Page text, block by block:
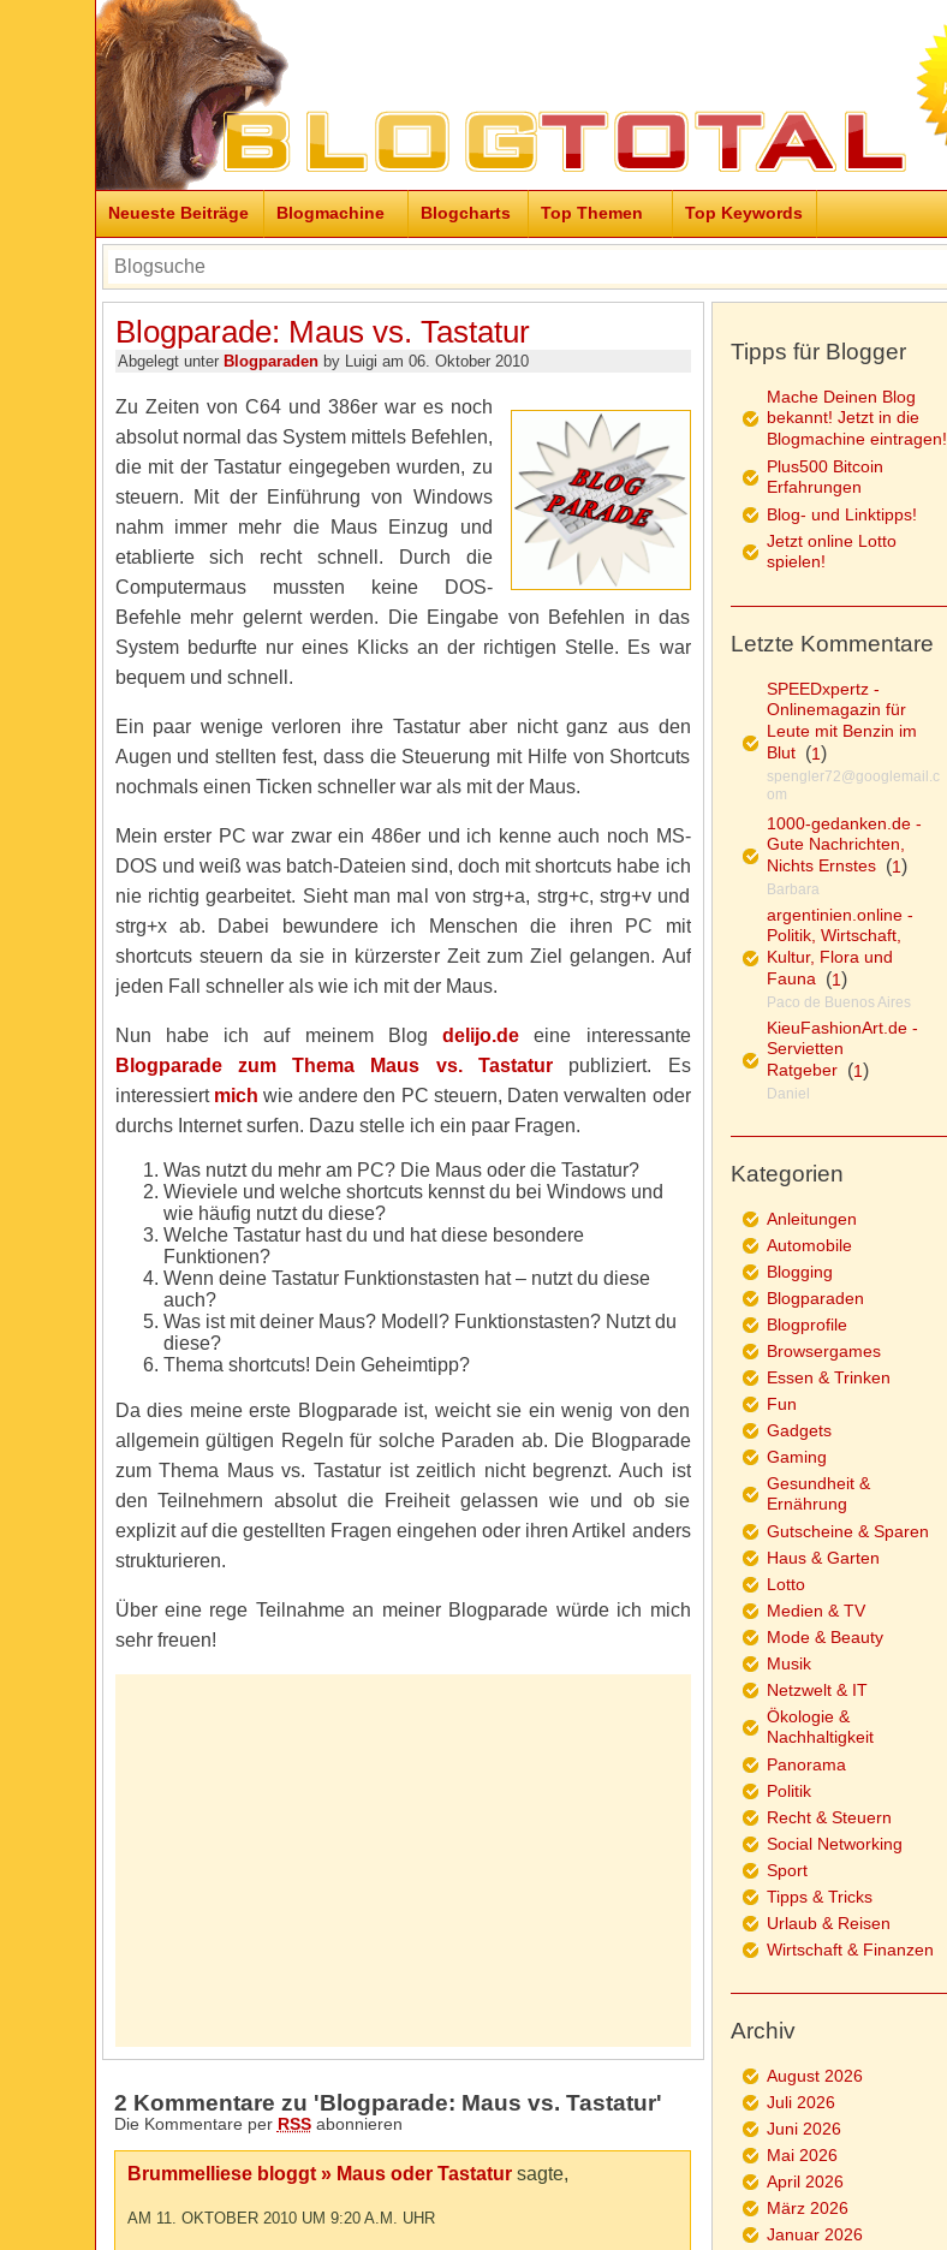
Neueste Beiträge Blogmachine Blogcharts Top Themen Top Keywords
Blogparade: Maus vs. Tastatur
Abgelegt unter Blogparadenby Luigi am 06. Oktober 2010
Zu Zeiten von C64 und 386er war es noch
absolut normal das System mittels Befehlen,
die mit der Tastatur eingegeben wurden, zu
steuern. Mit der Einführung von Windows
nahm immer mehr die Maus Einzug und
etablierte sich recht schnell. Durch die
Computermaus mussten keine DOS-
Befehle mehr gelernt werden. Die Eingabe von Befehlen in das
System bedurfte nur eines Klicks an der richtigen Stelle. Es war
bequem und schnell.
Ein paar wenige verloren ihre Tastatur aber nicht ganz aus den
Augen und stellten fest, dass die Steuerung mit Hilfe von Shortcuts
nochmals einen Ticken schneller war als mit der Maus.
Mein erster PC war zwar ein 486er und ich kenne auch noch MS-
DOS und weiß was batch-Dateien sind, doch mit shortcuts habe ich
nie richtig gearbeitet. Sieht man mal von strg+a, strg+c, strg+v und
strg+x ab. Dabei bewundere ich Menschen die ihren PC mit
shortcuts steuern da sie in kürzerster Zeit zum Ziel gelangen. Auf
jeden Fall schneller als wie ich mit der Maus.
Nun habe ich auf meinem Blog delijo.de eine interessante
Blogparade zum Thema Maus vs. Tastaturpubliziert. Es
interessiert mich wie andere den PC steuern, Daten verwalten oder
durchs Internet surfen. Dazu stelle ich ein paar Fragen.
Was nutzt du mehr am PC? Die Maus oder die Tastatur?
Wieviele und welche shortcuts kennst du bei Windows und
wie häufig nutzt du diese?
Welche Tastatur hast du und hat diese besondere
Funktionen?
Wenn deine Tastatur Funktionstasten hat – nutzt du diese
auch?
Was ist mit deiner Maus? Modell? Funktionstasten? Nutzt du
diese?
Thema shortcuts! Dein Geheimtipp?
Da dies meine erste Blogparade ist, weicht sie ein wenig von den
allgemein gültigen Regeln für solche Paraden ab. Die Blogparade
zum Thema Maus vs. Tastatur ist zeitlich nicht begrenzt. Auch ist
den Teilnehmern absolut die Freiheit gelassen wie und ob sie
explizit auf die gestellten Fragen eingehen oder ihren Artikel anders
strukturieren.
Über eine rege Teilnahme an meiner Blogparade würde ich mich
sehr freuen!
2 Kommentare zu 'Blogparade: Maus vs. Tastatur'
Die Kommentare per RSSabonnieren
Brummelliese bloggt » Maus oder Tastatursagte,
AM 11. OKTOBER 2010 UM 9:20 A.M. UHR
Tipps für Blogger
Mache Deinen Blog
bekannt! Jetzt in die
Blogmachine eintragen!
Plus500 Bitcoin
Erfahrungen
Blog- und Linktipps!
Jetzt online Lotto
spielen!
Letzte Kommentare
SPEEDxpertz -
Onlinemagazin für
Leute mit Benzin im
Blut(1)
spengler72@googlemail.c
om
1000-gedanken.de -
Gute Nachrichten,
Nichts Ernstes(1)
Barbara
argentinien.online -
Politik, Wirtschaft,
Kultur, Flora und
Fauna(1)
Paco de Buenos Aires
KieuFashionArt.de -
Servietten
Ratgeber(1)
Daniel
Kategorien
Anleitungen
Automobile
Blogging
Blogparaden
Blogprofile
Browsergames
Essen & Trinken
Fun
Gadgets
Gaming
Gesundheit &
Ernährung
Gutscheine & Sparen
Haus & Garten
Lotto
Medien & TV
Mode & Beauty
Musik
Netzwelt & IT
Ökologie &
Nachhaltigkeit
Panorama
Politik
Recht & Steuern
Social Networking
Sport
Tipps & Tricks
Urlaub & Reisen
Wirtschaft & Finanzen
Archiv
August 2026
Juli 2026
Juni 2026
Mai 2026
April 2026
März 2026
Januar 2026